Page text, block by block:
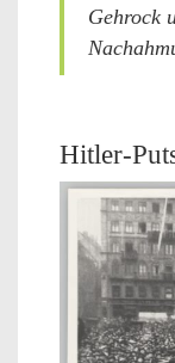
Gehrock
Hitler-